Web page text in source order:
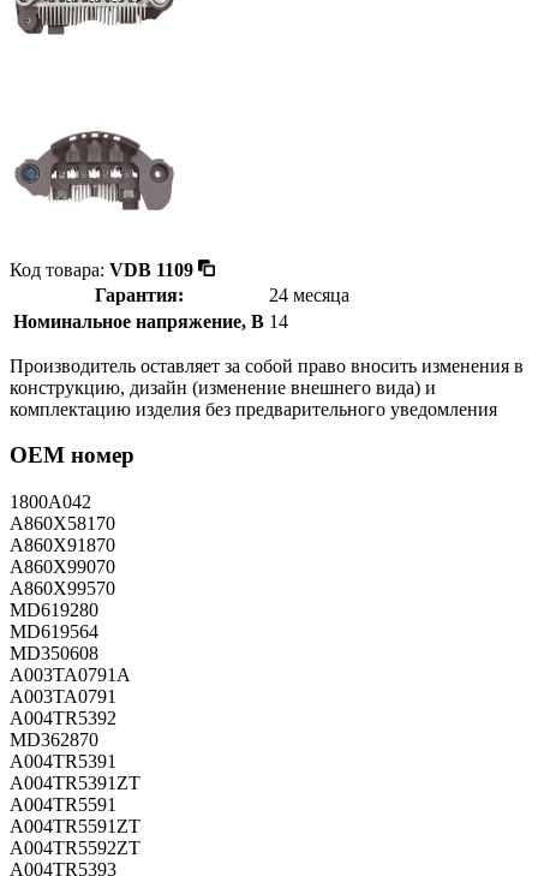
Код товара: VDB 1109
Гарантия:
24 месяца
Номинальное напряжение, В 14
Производитель оставляет за собой право вносить изменения в
конструкцию, дизайн (изменение внешнего вида) и
комплектацию изделия без предварительного уведомления
OEM номер
1800A042
A860X58170
A860X91870
A860X99070
A860X99570
MD619280
MD619564
MD350608
A003TA0791A
A003TA0791
A004TR5392
MD362870
A004TR5391
A004TR5391ZT
A004TR5591
A004TR5591ZT
A004TR5592ZT
A004TR5393